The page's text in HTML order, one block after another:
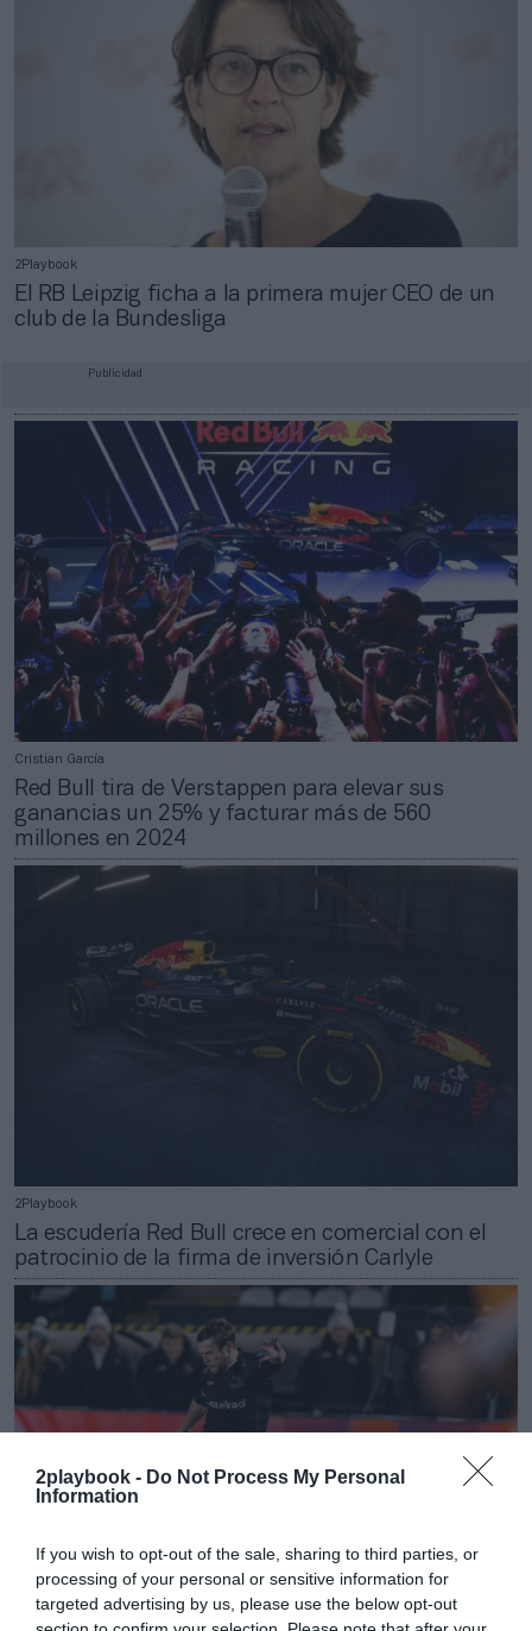
2playbook - Do Not Process My Personal
Information
If you wish to opt-out of the sale, sharing to third parties, or
processing of your personal or sensitive information for
targeted advertising by us, please use the below opt-out
2Playbook
El RB Leipzig ficha a la primera mujer CEO de un
club de la Bundesliga
Publicidad
Cristian García
Red Bull tira de Verstappen para elevar sus
ganancias un 25% y facturar más de 560
millones en 2024
2Playbook
La escudería Red Bull crece en comercial con el
patrocinio de la firma de inversión Carlyle
2Playbook